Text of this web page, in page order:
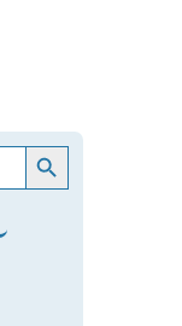
Search Button